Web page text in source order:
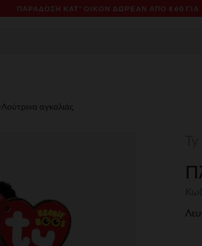
ΠΑΡΆΔΟΣΗ ΚΑΤ' ΟΊΚΟΝ ΔΩΡΕΑΝ ΑΠΌ €60 ΓΙΑ
Λούτρινα αγκαλιάς